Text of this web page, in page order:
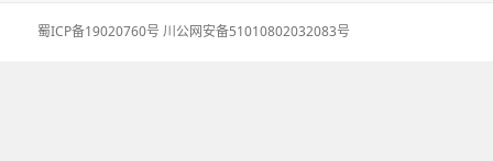
蜀ICP备19020760号川公网安备51010802032083号